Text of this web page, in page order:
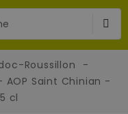
Roussillon
Saint Chinian -
cl